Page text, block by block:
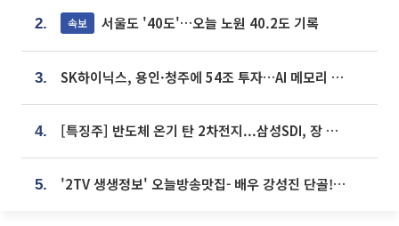
2. 속보 서울도 '40도'…오늘 노원 40.2도 기록
3. SK하이닉스, 용인·청주에 54조 투자…AI 메모리 생산기지 키운다
4. [특징주] 반도체 온기 탄 2차전지...삼성SDI, 장 초반 7% 넘게 껑충
5. '2TV 생생정보' 오늘방송맛집- 배우 강성진 단골! 쌀국수ㆍ푸팟퐁 커리 맛집 '블○○○'